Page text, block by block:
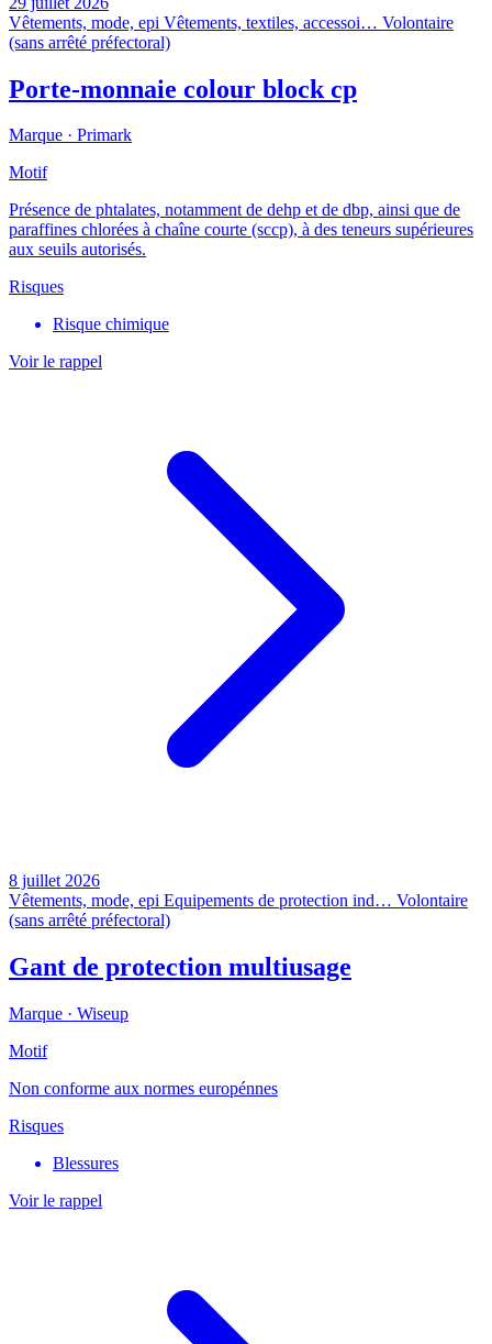
Vêtements, mode, epi Vêtements, textiles, accessoi… Volontaire
(sans arrêté préfectoral)
Porte-monnaie colour block cp
Marque · Primark
Motif
Présence de phtalates, notamment de dehp et de dbp, ainsi que de
paraffines chlorées à chaîne courte (sccp), à des teneurs supérieures
aux seuils autorisés.
Risques
Risque chimique
Voir le rappel
8 juillet 2026
Vêtements, mode, epi Equipements de protection ind… Volontaire
(sans arrêté préfectoral)
Gant de protection multiusage
Marque · Wiseup
Motif
Non conforme aux normes europénnes
Risques
Blessures
Voir le rappel